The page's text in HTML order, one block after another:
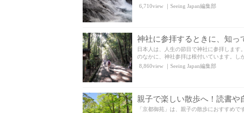
6,710view
Seeing Japan編集部
神社に参拝するときに、知っ
日本人は、人生の節目で神社に参拝しま
のなかに、神社参拝は根付いています。し
8,860view
Seeing Japan編集部
親子で楽しい散歩へ！読書や
「京都御苑」は、親子の散歩におすすめ